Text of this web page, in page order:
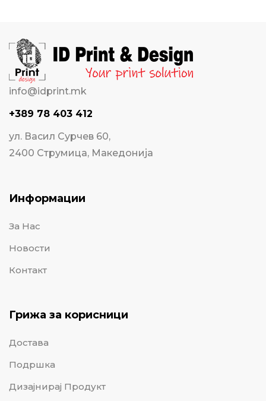
info@idprint.mk
+389 78 403 412
ул. Васил Сурчев 60,
2400 Струмица, Македонија
Информации
За Нас
Новости
Контакт
Грижа за корисници
Достава
Подршка
Дизајнирај Продукт